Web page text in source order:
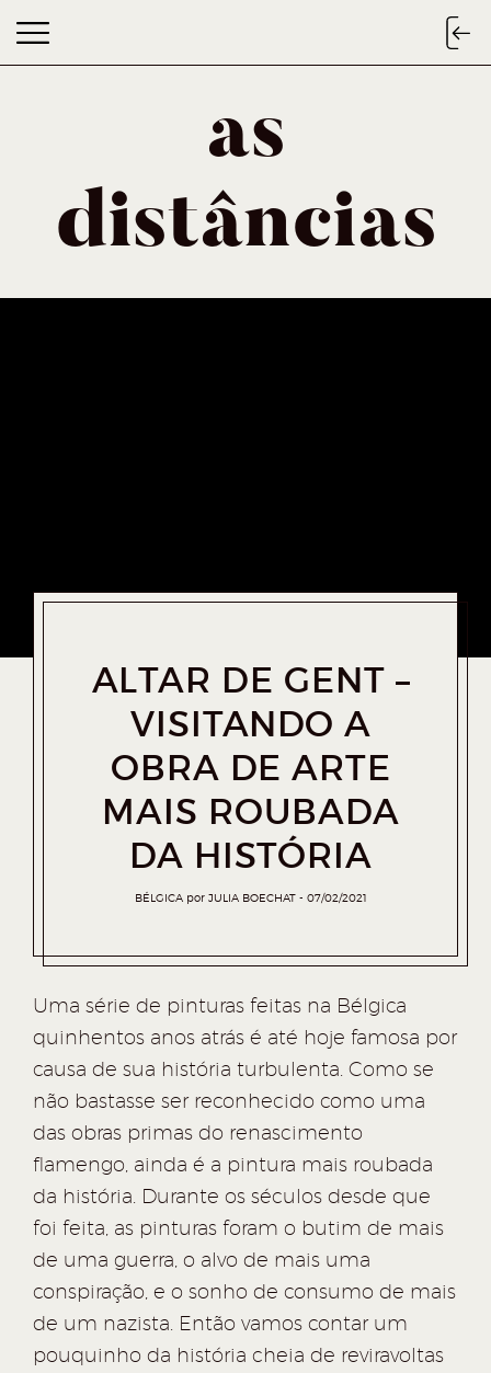
as
distâncias
ALTAR DE GENT –
VISITANDO A
OBRA DE ARTE
MAIS ROUBADA
DA HISTÓRIA
BÉLGICA por JULIA BOECHAT 07/02/2021
Uma série de pinturas feitas na Bélgica
quinhentos anos atrás é até hoje famosa por
causa de sua história turbulenta. Como se
não bastasse ser reconhecido como uma
das obras primas do renascimento
flamengo, ainda é a pintura mais roubada
da história. Durante os séculos desde que
foi feita, as pinturas foram o butim de mais
de uma guerra, o alvo de mais uma
conspiração, e o sonho de consumo de mais
de um nazista. Então vamos contar um
pouquinho da história cheia de reviravoltas